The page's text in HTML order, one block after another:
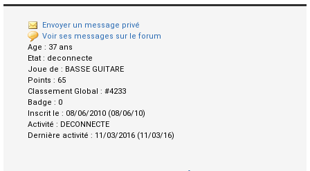
Envoyer un message privé
Voir ses messages sur le forum
Age : 37 ans
Etat : deconnecte
Joue de : BASSE GUITARE
Points : 65
Classement Global : #4233
Badge : 0
Inscrit le : 08/06/2010 (08/06/10)
Activité : DECONNECTE
Dernière activité : 11/03/2016 (11/03/16)